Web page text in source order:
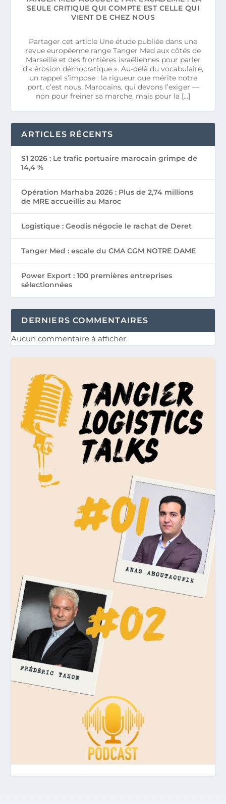
SEULE CRITIQUE QUI COMPTE EST CELLE QUI
VIENT DE CHEZ NOUS
Partager cet article Une étude publiée dans une
revue européenne range Tanger Med aux côtés de
Marseille et des frontières israéliennes pour parler
d’« érosion démocratique ». Au-delà du vocabulaire,
un rappel s’impose : la rigueur que mérite notre
port, c’est nous, Marocains, qui devons l’exiger —
non pour freiner sa marche, mais pour la […]
ARTICLES RÉCENTS
S1 2026 : Le trafic portuaire marocain grimpe de
14,4 %
Opération Marhaba 2026 : Plus de 2,74 millions
de MRE accueillis au Maroc
Logistique : Geodis négocie le rachat de Deret
Tanger Med : escale du CMA CGM NOTRE DAME
Power Export : 100 premières entreprises
sélectionnées
DERNIERS COMMENTAIRES
Aucun commentaire à afficher.